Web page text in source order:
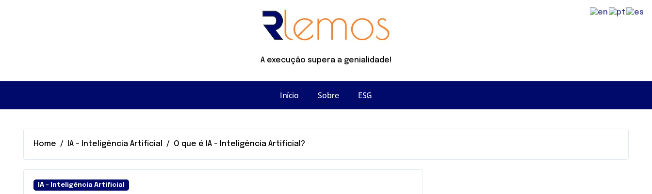
A execução supera a genialidade!
Início Sobre ESG
Home IA - Inteligência Artificial O que é IA – Inteligência Artificial?
IA - Inteligência Artificial